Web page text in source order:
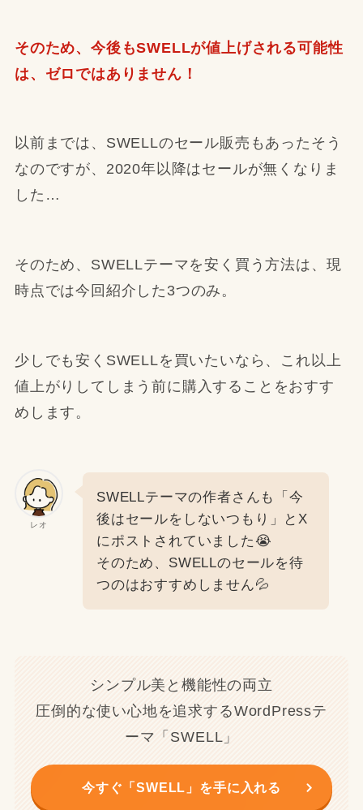
そのため、今後もSWELLが値上げされる可能性
は、ゼロではありません！
以前までは、SWELLのセール販売もあったそう
なのですが、2020年以降はセールが無くなりま
した…
そのため、SWELLテーマを安く買う方法は、現
時点では今回紹介した3つのみ。
少しでも安くSWELLを買いたいなら、これ以上
値上がりしてしまう前に購入することをおすす
めします。
レオ
SWELLテーマの作者さんも「今
後はセールをしないつもり」とX
にポストされていました😭
そのため、SWELLのセールを待
つのはおすすめしません💦
シンプル美と機能性の両立
圧倒的な使い心地を追求するWordPressテ
ーマ「SWELL」
今すぐ「SWELL」を手に入れる